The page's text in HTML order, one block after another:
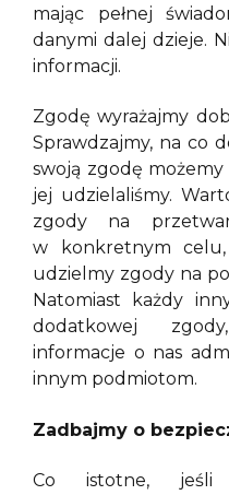
mając pełnej
danymi dalej dzieje.
informacji.
Zgodę wyrażajmy
Sprawdzajmy, na co
swoją zgodę
jej udzielaliśmy.
zgody na
w konkretnym
udzielmy zgody na
Natomiast każdy
dodatkowej
informacje o nas
innym podmiotom.
Zadbajmy o
Co istotne, jeśli